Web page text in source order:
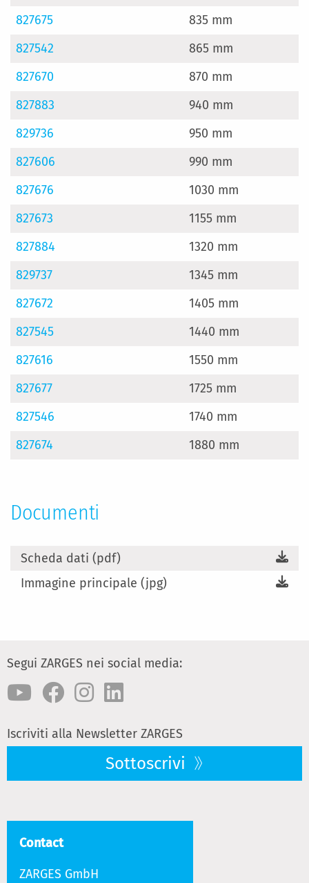
827675
835 mm
827542
865 mm
827670
870 mm
827883
940 mm
829736
950 mm
827606
990 mm
827676
1030 mm
827673
1155 mm
827884
1320 mm
829737
1345 mm
827672
1405 mm
827545
1440 mm
827616
1550 mm
827677
1725 mm
827546
1740 mm
827674
1880 mm
Documenti
Scheda dati (pdf)
Immagine principale (jpg)
Segui ZARGES nei social media:
Iscriviti alla Newsletter ZARGES
Sottoscrivi
Contact
ZARGES GmbH